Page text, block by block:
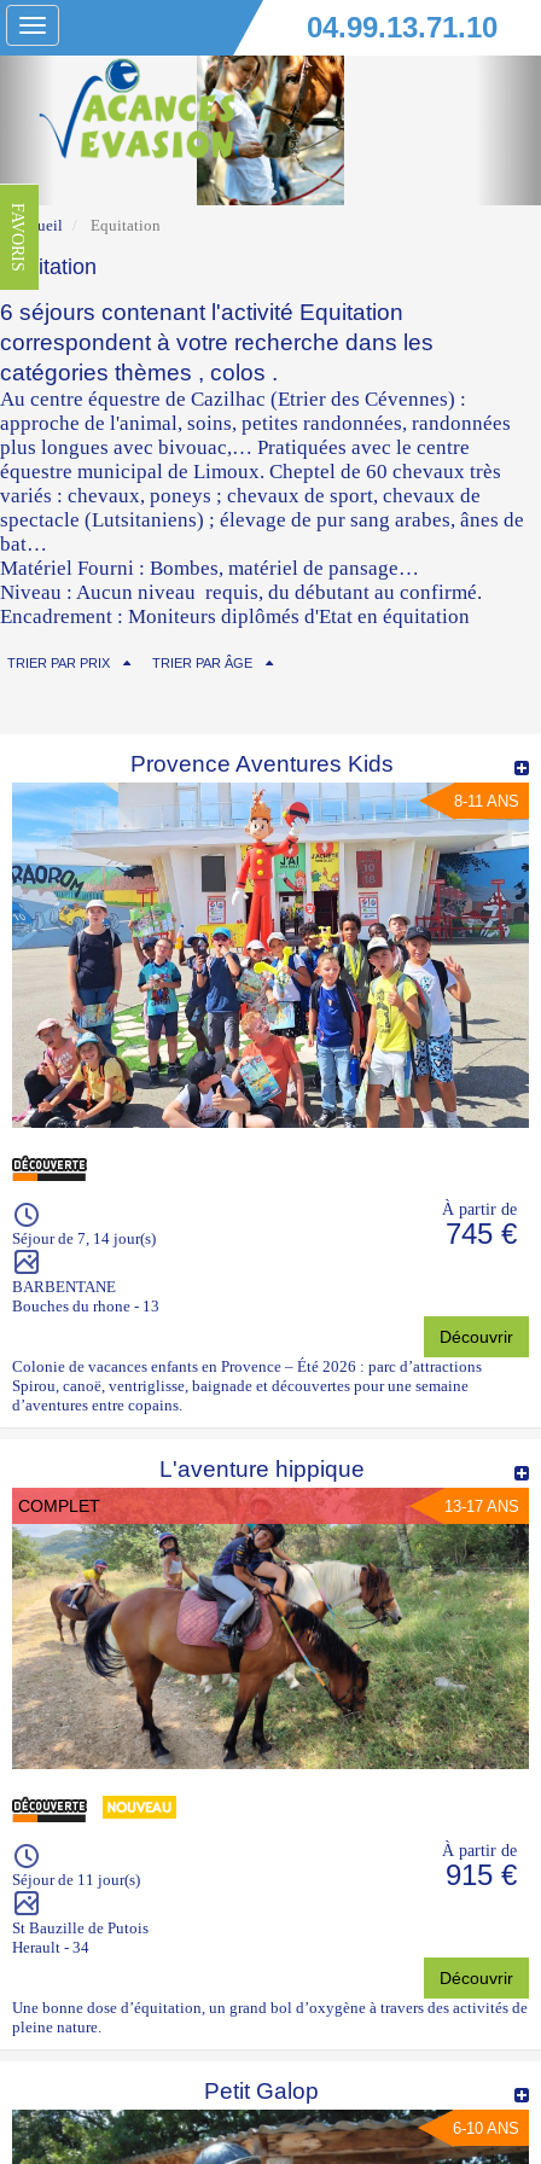
Toggle
navigation
04.99.13.71.10
FAVORIS
Accueil Equitation
Equitation
6 séjours contenant l'activité Equitation
correspondent à votre recherche dans les
catégories thèmes , colos .
Au centre équestre de Cazilhac (Etrier des Cévennes) :
approche de l'animal, soins, petites randonnées, randonnées
plus longues avec bivouac,… Pratiquées avec le centre
équestre municipal de Limoux. Cheptel de 60 chevaux très
variés : chevaux, poneys ; chevaux de sport, chevaux de
spectacle (Lutsitaniens) ; élevage de pur sang arabes, ânes de
bat…
Matériel Fourni : Bombes, matériel de pansage…
Niveau : Aucun niveau requis, du débutant au confirmé.
Encadrement : Moniteurs diplômés d'Etat en équitation
Intervenants extérieurs ou appartenant à la structure
TRIER PAR PRIX TRIER PAR ÂGE
Provence Aventures Kids
8-11 ANS
Séjour de 7, 14 jour(s)
BARBENTANE
Bouches du rhone - 13
À partir de
745 €
Découvrir
Colonie de vacances enfants en Provence – Été 2026 : parc d’attractions
Spirou, canoë, ventriglisse, baignade et découvertes pour une semaine
d’aventures entre copains.
L'aventure hippique
COMPLET 13-17 ANS
Séjour de 11 jour(s)
St Bauzille de Putois
Herault - 34
À partir de
915 €
Découvrir
Une bonne dose d’équitation, un grand bol d’oxygène à travers des activités de
pleine nature.
Petit Galop
6-10 ANS